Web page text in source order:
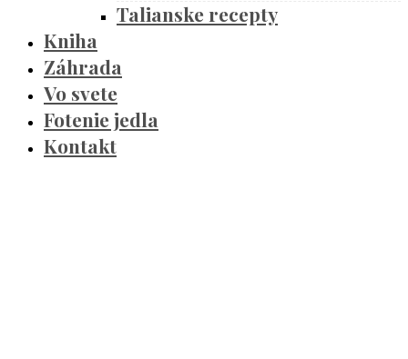
Talianske recepty
Kniha
Záhrada
Vo svete
Fotenie jedla
Kontakt